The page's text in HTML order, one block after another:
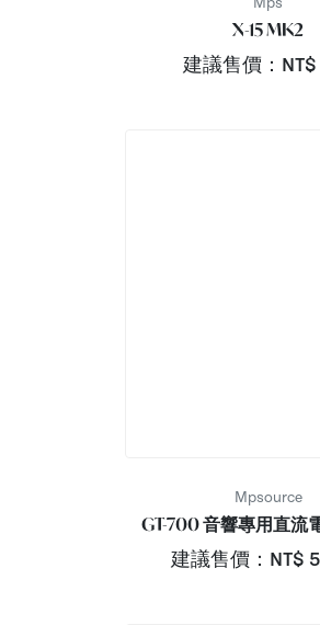
Mps
X-15 MK2
建議售價：NT$
Mpsource
GT-700 音響專用直流
建議售價：NT$